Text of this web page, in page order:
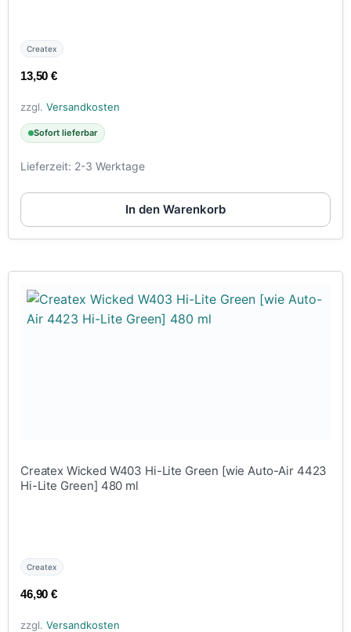
Createx
13,50€
zzgl. Versandkosten
Sofort lieferbar
Lieferzeit: 2-3 Werktage
In den Warenkorb
Createx Wicked W403 Hi-Lite Green [wie Auto-Air 4423
Hi-Lite Green] 480 ml
Createx
46,90€
zzgl. Versandkosten